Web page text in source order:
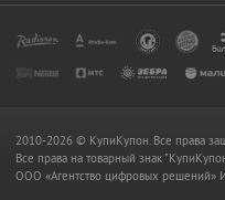
2010-2026 © КупиКупон. Все права
Все права на товарный знак
OOO «Агентство цифровых